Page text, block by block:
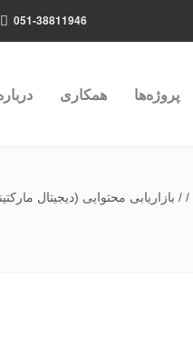
051-38811946
پروژه‌ها همکاری
/
/ بازاریابی محتوایی (دیجیتال